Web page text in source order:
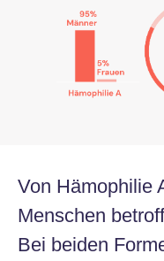
Von Hämophilie
Menschen
Bei beiden